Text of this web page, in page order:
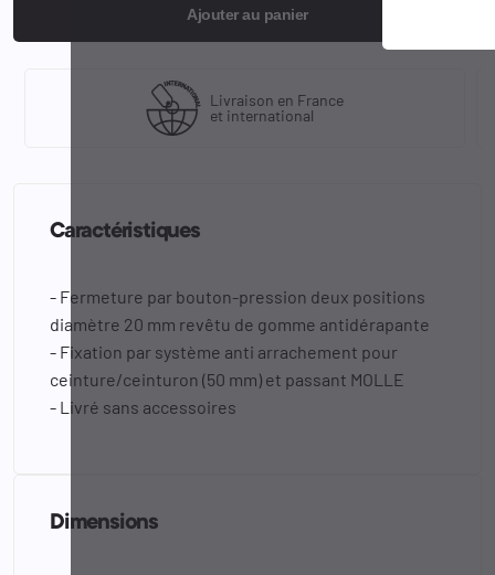
Ajouter au panier
Livraison en France
et international
Caractéristiques
- Fermeture par bouton-pression deux positions
diamètre 20 mm revêtu de gomme antidérapante
- Fixation par système anti arrachement pour
ceinture/ceinturon (50 mm) et passant MOLLE
- Livré sans accessoires
Dimensions